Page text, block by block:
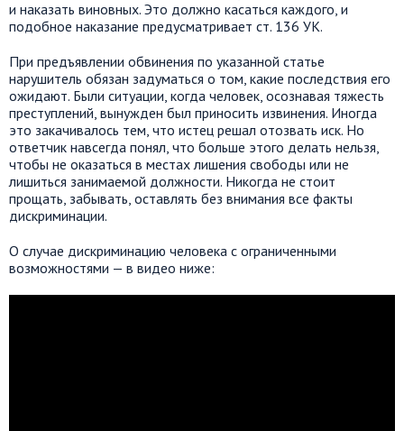
и наказать виновных. Это должно касаться каждого, и
подобное наказание предусматривает ст. 136 УК.
При предъявлении обвинения по указанной статье
нарушитель обязан задуматься о том, какие последствия его
ожидают. Были ситуации, когда человек, осознавая тяжесть
преступлений, вынужден был приносить извинения. Иногда
это закачивалось тем, что истец решал отозвать иск. Но
ответчик навсегда понял, что больше этого делать нельзя,
чтобы не оказаться в местах лишения свободы или не
лишиться занимаемой должности. Никогда не стоит
прощать, забывать, оставлять без внимания все факты
дискриминации.
О случае дискриминацию человека с ограниченными
возможностями — в видео ниже: